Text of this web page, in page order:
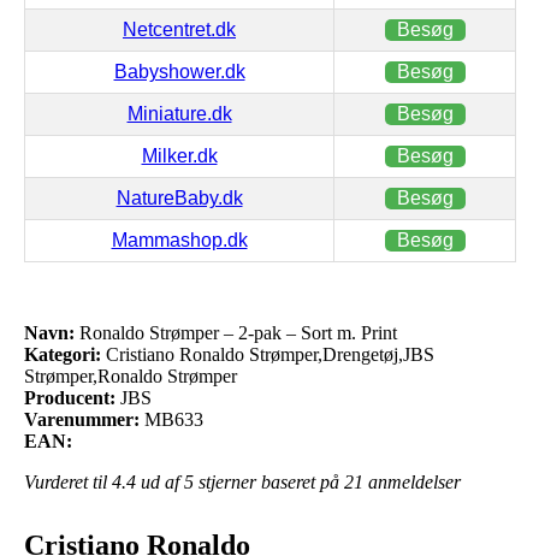
Netcentret.dk Besøg
Babyshower.dk Besøg
Miniature.dk Besøg
Milker.dk Besøg
NatureBaby.dk Besøg
Mammashop.dk Besøg
Navn: Ronaldo Strømper – 2-pak – Sort m. Print
Kategori: Cristiano Ronaldo Strømper,Drengetøj,JBS
Strømper,Ronaldo Strømper
Producent: JBS
Varenummer: MB633
EAN:
Vurderet til 4.4 ud af 5 stjerner baseret på 21 anmeldelser
Cristiano Ronaldo